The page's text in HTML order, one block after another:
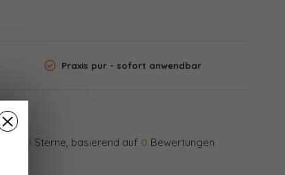
Praxis pur - sofort anwendbar
0 Sterne, basierend auf 0 Bewertungen